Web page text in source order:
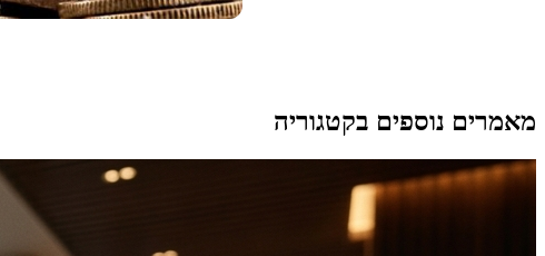
מאמרים נוספים בקטגוריה